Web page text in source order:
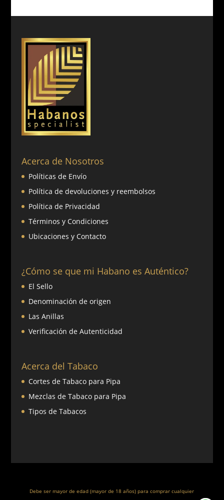
Acerca de Nosotros
Políticas de Envío
Política de devoluciones y reembolsos
Política de Privacidad
Términos y Condiciones
Ubicaciones y Contacto
¿Cómo se que mi Habano es Auténtico?
El Sello
Denominación de origen
Las Anillas
Verificación de Autenticidad
Acerca del Tabaco
Cortes de Tabaco para Pipa
Mezclas de Tabaco para Pipa
Tipos de Tabacos
Debe ser mayor de edad (mayor de 18 años) para comprar cualquier